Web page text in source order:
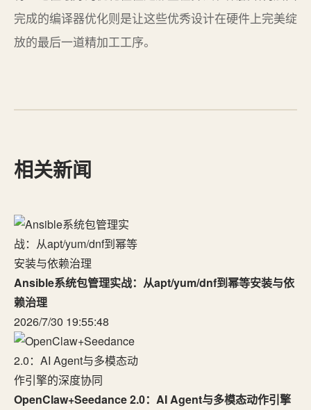
完成的编译器优化则是让这些优秀设计在硬件上完美绽
放的最后一道精加工工序。
相关新闻
Ansible系统包管理实战：从apt/yum/dnf到幂等安装与依
赖治理
2026/7/30 19:55:48
OpenClaw+Seedance 2.0：AI Agent与多模态动作引擎